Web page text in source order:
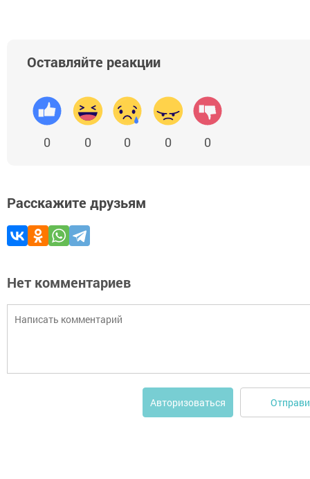
Оставляйте реакции
0 0 0 0 0
Расскажите друзьям
Нет комментариев
Авторизоваться